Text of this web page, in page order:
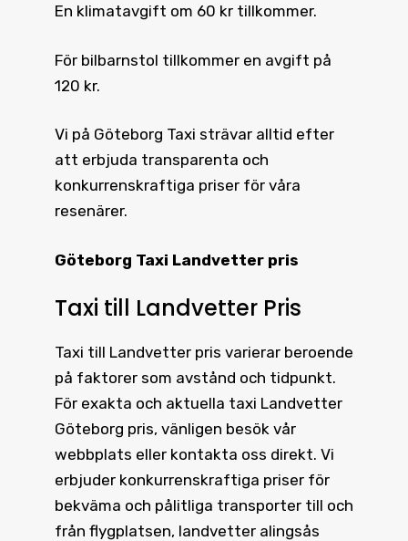
En klimatavgift om 60 kr tillkommer.
För bilbarnstol tillkommer en avgift på
120 kr.
Vi på Göteborg Taxi strävar alltid efter
att erbjuda transparenta och
konkurrenskraftiga priser för våra
resenärer.
Göteborg Taxi Landvetter pris
Taxi till Landvetter Pris
Taxi till Landvetter pris varierar beroende
på faktorer som avstånd och tidpunkt.
För exakta och aktuella taxi Landvetter
Göteborg pris, vänligen besök vår
webbplats eller kontakta oss direkt. Vi
erbjuder konkurrenskraftiga priser för
bekväma och pålitliga transporter till och
från flygplatsen, landvetter alingsås